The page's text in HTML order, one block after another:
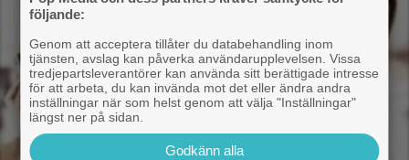
följande:
Genom att acceptera tillåter du databehandling inom
tjänsten, avslag kan påverka användarupplevelsen. Vissa
tredjepartsleverantörer kan använda sitt berättigade intresse
för att arbeta, du kan invända mot det eller ändra andra
inställningar när som helst genom att välja "Inställningar"
längst ner på sidan.
Godkänn alla